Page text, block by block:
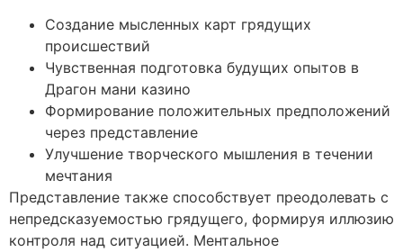
Создание мысленных карт грядущих
происшествий
Чувственная подготовка будущих опытов в
Драгон мани казино
Формирование положительных предположений
через представление
Улучшение творческого мышления в течении
мечтания
Представление также способствует преодолевать с
непредсказуемостью грядущего, формируя иллюзию
контроля над ситуацией. Ментальное